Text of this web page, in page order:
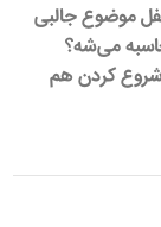
موضوع جالبی
می‌شه؟
شروع کردن هم